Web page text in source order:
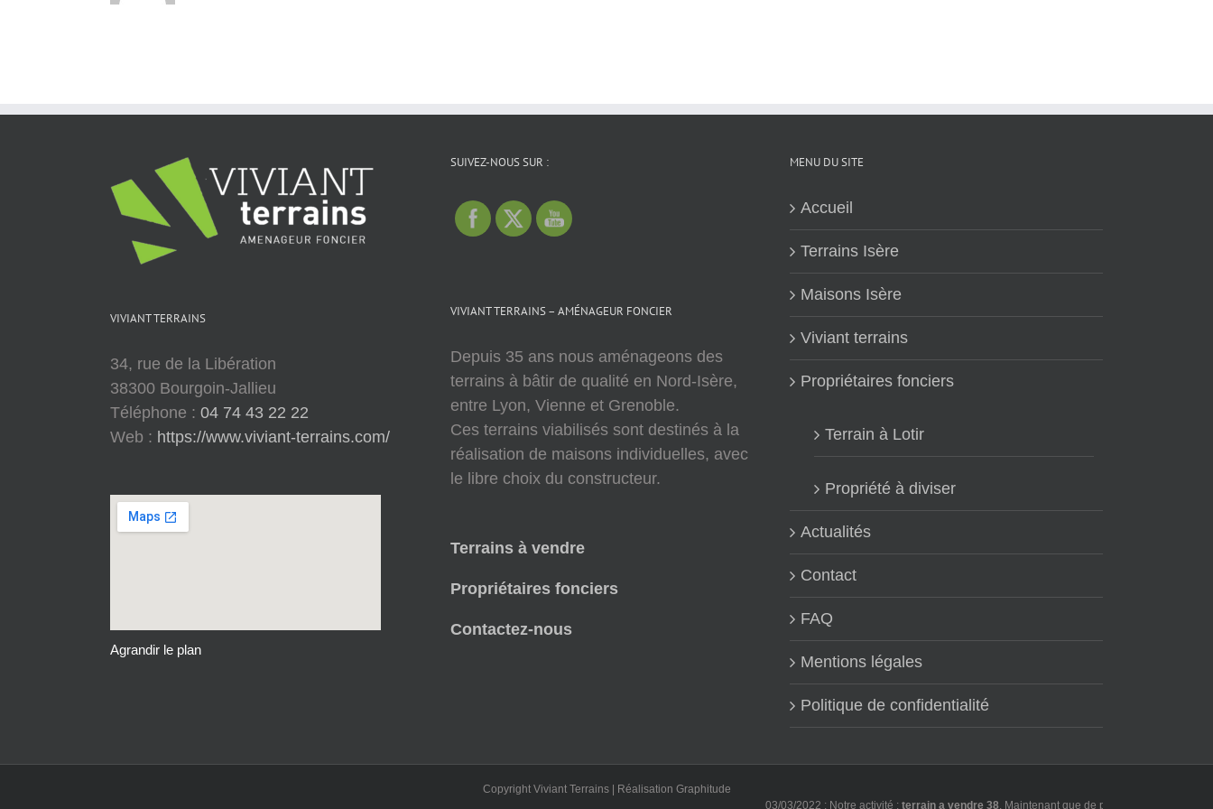
VIVIANT TERRAINS
34, rue de la Libération
38300 Bourgoin-Jallieu
Téléphone : 04 74 43 22 22
Web : https://www.viviant-terrains.com/
Agrandir le plan
SUIVEZ-NOUS SUR :
VIVIANT TERRAINS – AMÉNAGEUR FONCIER
Depuis 35 ans nous aménageons des
terrains à bâtir de qualité en Nord-Isère,
entre Lyon, Vienne et Grenoble.
Ces terrains viabilisés sont destinés à la
réalisation de maisons individuelles, avec
le libre choix du constructeur.
Terrains à vendre
Propriétaires fonciers
Contactez-nous
MENU DU SITE
Accueil
Terrains Isère
Maisons Isère
Viviant terrains
Propriétaires fonciers
Terrain à Lotir
Propriété à diviser
Actualités
Contact
FAQ
Mentions légales
Politique de confidentialité
Copyright Viviant Terrains | Réalisation Graphitude
03/03/2022 : Notre activité :terrain a vendre 38. Maintenant que de plus en plus d'utilisateurs